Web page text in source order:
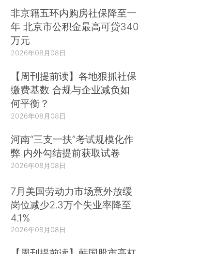
非京籍五环内购房社保降至一
年 北京市公积金最高可贷340
万元
2026年08月08日
【周刊提前读】各地狠抓社保
缴费基数 合规与企业减负如
何平衡？
2026年08月08日
河南“三支一扶”考试规模化作
弊 内外勾结提前获取试卷
2026年08月08日
7月美国劳动力市场意外放缓
岗位减少2.3万个失业率降至
4.1%
2026年08月08日